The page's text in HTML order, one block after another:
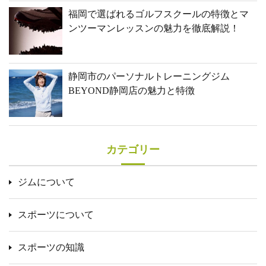
福岡で選ばれるゴルフスクールの特徴とマ
ンツーマンレッスンの魅力を徹底解説！
静岡市のパーソナルトレーニングジム
BEYOND静岡店の魅力と特徴
カテゴリー
ジムについて
スポーツについて
スポーツの知識